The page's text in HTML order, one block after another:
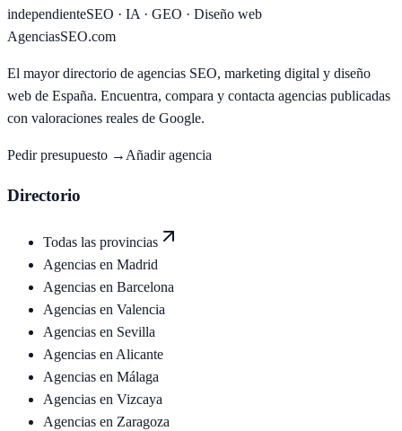
independienteSEO · IA · GEO · Diseño web
AgenciasSEO.com
El mayor directorio de agencias SEO, marketing digital y diseño
web de España. Encuentra, compara y contacta agencias publicadas
con valoraciones reales de Google.
Pedir presupuesto → Añadir agencia
Directorio
Todas las provincias
Agencias en Madrid
Agencias en Barcelona
Agencias en Valencia
Agencias en Sevilla
Agencias en Alicante
Agencias en Málaga
Agencias en Vizcaya
Agencias en Zaragoza